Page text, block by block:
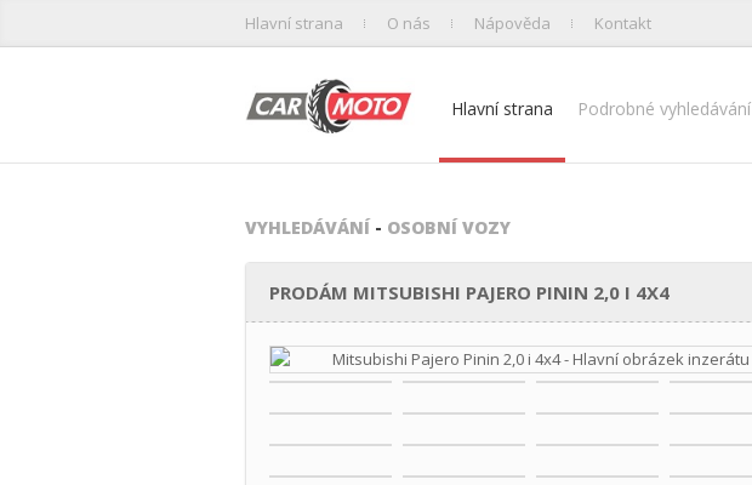
Hlavní strana O nás Nápověda Kontakt
Hlavní strana Podrobné vyhledávání
VYHLEDÁVÁNÍ - OSOBNÍ VOZY
PRODÁM MITSUBISHI PAJERO PININ 2,0 I 4X4